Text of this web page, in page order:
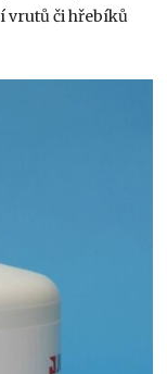
vrutů či hřebíků